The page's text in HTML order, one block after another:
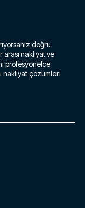
doğru
nakliyat ve
profesyonelce
nakliyat çözümleri